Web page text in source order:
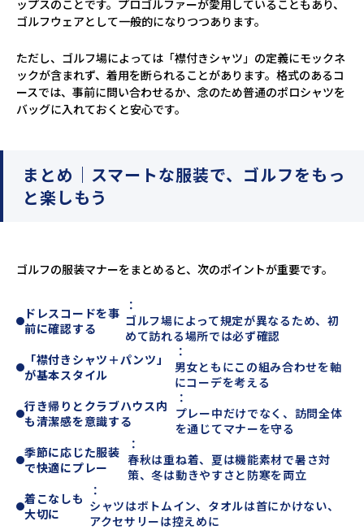
ップスのことです。プロゴルファーが愛用していることもあり、
ゴルフウェアとして一般的になりつつあります。
ただし、ゴルフ場によっては「襟付きシャツ」の定義にモックネ
ックが含まれず、着用を断られることがあります。格式のあるコ
ースでは、事前に問い合わせるか、念のため普通のポロシャツを
バッグに入れておくと安心です。
まとめ｜スマートな服装で、ゴルフをもっ
と楽しもう
ゴルフの服装マナーをまとめると、次のポイントが重要です。
ドレスコードを事
前に確認する
：
ゴルフ場によって規定が異なるため、初
めて訪れる場所では必ず確認
「襟付きシャツ＋パンツ」
が基本スタイル
：
男女ともにこの組み合わせを軸
にコーデを考える
行き帰りとクラブハウス内
も清潔感を意識する
：
プレー中だけでなく、訪問全体
を通じてマナーを守る
季節に応じた服装
で快適にプレー
：
春秋は重ね着、夏は機能素材で暑さ対
策、冬は動きやすさと防寒を両立
着こなしも
大切に
：
シャツはボトムイン、タオルは首にかけない、
アクセサリーは控えめに